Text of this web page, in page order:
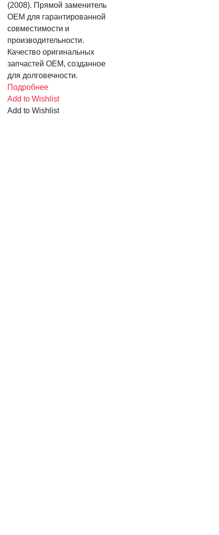
(2008). Прямой заменитель
OEM для гарантированной
совместимости и
производительности.
Качество оригинальных
запчастей OEM, созданное
для долговечности.
Подробнее
Add to Wishlist
Add to Wishlist